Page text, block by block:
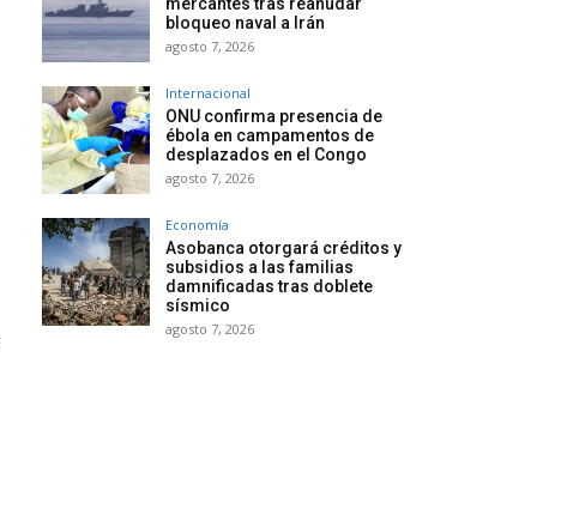
bloqueo naval a Irán
agosto 7, 2026
Internacional
ONU confirma presencia de
ébola en campamentos de
desplazados en el Congo
agosto 7, 2026
Economía
Asobanca otorgará créditos y
subsidios a las familias
damnificadas tras doblete
sísmico
agosto 7, 2026